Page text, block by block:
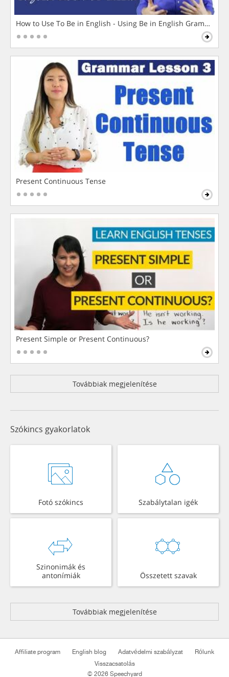
How to Use To Be in English - Using Be in English Grammar
Present Continuous Tense
Present Simple or Present Continuous?
Továbbiak megjelenítése
Szókincs gyakorlatok
Fotó szókincs Szabálytalan igék
Szinonimák és
antonímiák
Összetett szavak
Továbbiak megjelenítése
Affiliate program English blog Adatvédelmi szabályzat
Rólunk
Visszacsatolás
© 2026 Speechyard